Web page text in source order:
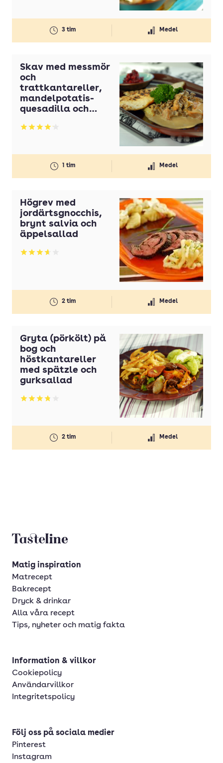
3 tim Medel
Skav med messmör
och
trattkantareller,
mandelpotatis-
quesadilla och
Betyg: 4.11 av 5
1 tim Medel
Högrev med
jordärtsgnocchis,
brynt salvia och
äppelsallad
Betyg: 3.67 av 5
2 tim Medel
Gryta (pörkölt) på
bog och
höstkantareller
med spätzle och
gurksallad
Betyg: 3.83 av 5
2 tim Medel
Tasteline startsida
Matig inspiration
Matrecept
Bakrecept
Dryck & drinkar
Alla våra recept
Tips, nyheter och matig fakta
Information & villkor
Cookiepolicy
Användarvillkor
Integritetspolicy
Följ oss på sociala medier
Pinterest
Instagram